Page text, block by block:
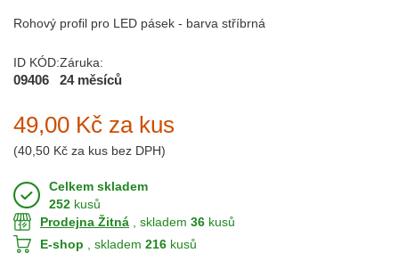
Rohový profil pro LED pásek - barva stříbrná
ID KÓD:
09406
Záruka:
24 měsíců
49,00 Kč za kus
(40,50 Kč za kus bez DPH)
Celkem skladem
252 kusů
Prodejna Žitná , skladem 36 kusů
E-shop , skladem 216 kusů